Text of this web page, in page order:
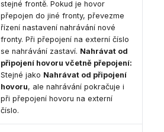
stejné frontě. Pokud je hovor
přepojen do jiné fronty, převezme
řízení nastavení nahrávání nové
fronty. Při přepojení na externí číslo
se nahrávání zastaví. Nahrávat od
připojení hovoru včetně přepojení:
Stejné jako Nahrávat od připojení
hovoru, ale nahrávání pokračuje i
při přepojení hovoru na externí
číslo.